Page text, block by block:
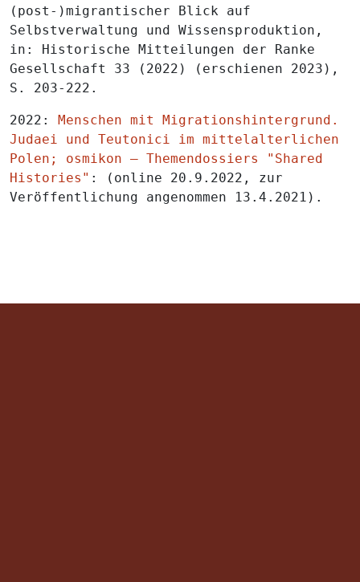
(post-)migrantischer Blick auf
Selbstverwaltung und Wissensproduktion,
in: Historische Mitteilungen der Ranke
Gesellschaft 33 (2022) (erschienen 2023),
S. 203-222.
2022: Menschen mit Migrationshintergrund.
Judaei und Teutonici im mittelalterlichen
Polen; osmikon – Themendossiers "Shared
Histories" : (online 20.9.2022, zur
Veröffentlichung angenommen 13.4.2021).